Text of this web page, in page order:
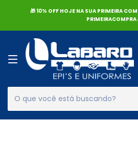
🎁 10% OFF HOJE NA SUA PRIMEIRA
PRIMEIRACOMPRA